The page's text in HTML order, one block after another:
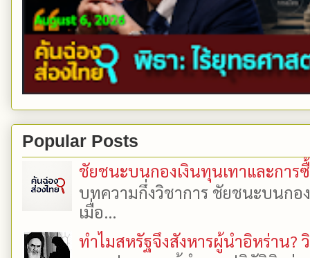
Popular Posts
ชัยชนะบนกองเงินทุนเทาและการ
บทความกึ่งวิชาการ ชัยชนะบนกอ
เมื่อ...
ทำไมสหรัฐจึงสังหารผู้นำอิหร่าน?